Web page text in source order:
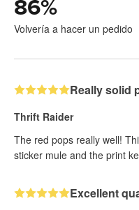
86%
Volvería a hacer un pedido
Really solid
Thrift Raider
The red pops really well!
sticker mule and the print
Excellent